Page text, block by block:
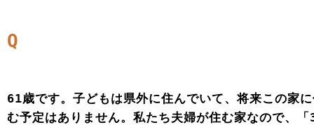
Q
61歳です。子どもは県外に住んでいて、将来この家
む予定はありません。私たち夫婦が住む家なので、「